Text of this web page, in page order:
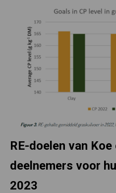
RE-doelen van
deelnemers voor
2023